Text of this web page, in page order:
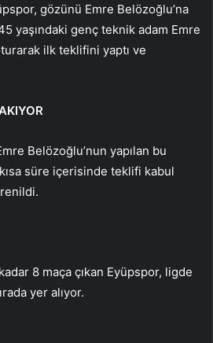
gözünü Emre Belözoğlu’na
yaşındaki genç teknik adam Emre
ilk teklifini yaptı ve
Belözoğlu’nun yapılan bu
süre içerisinde teklifi kabul
8 maça çıkan Eyüpspor, ligde
yer alıyor.